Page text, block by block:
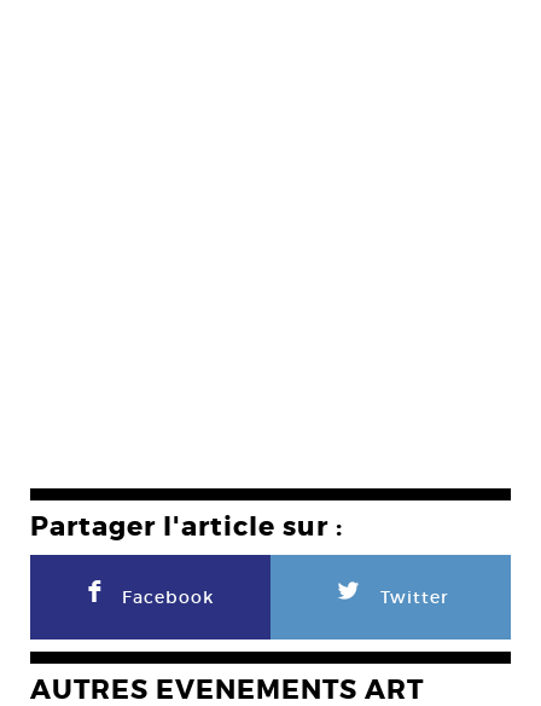
Partager l'article sur :
F Facebook L Twitter
AUTRES EVENEMENTS ART